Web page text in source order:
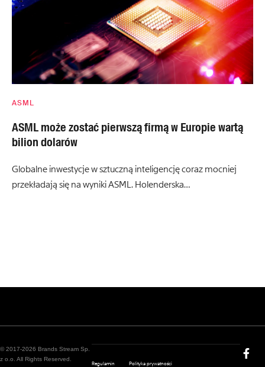
ASML
ASML może zostać pierwszą firmą w Europie wartą
bilion dolarów
Globalne inwestycje w sztuczną inteligencję coraz mocniej
przekładają się na wyniki ASML. Holenderska…
© 2017-2026 Brands Stream Sp.
z o.o. All Rights Reserved.
Regulamin Polityka prywatności